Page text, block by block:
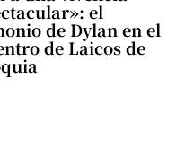
el
de Dylan en el
de Laicos de